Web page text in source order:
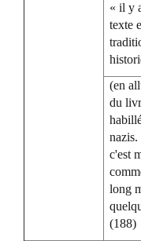
« il y
texte
(en
du
c'est
long
(188)